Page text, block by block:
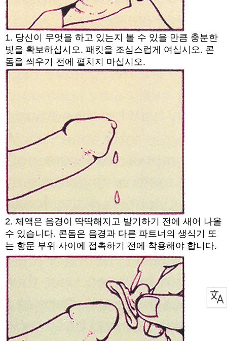
1. 당신이 무엇을 하고 있는지 볼 수 있을 만큼 충분한
빛을 확보하십시오. 패킷을 조심스럽게 여십시오. 콘
돔을 씌우기 전에 펼치지 마십시오.
2. 체액은 음경이 딱딱해지고 발기하기 전에 새어 나올
수 있습니다. 콘돔은 음경과 다른 파트너의 생식기 또
는 항문 부위 사이에 접촉하기 전에 착용해야 합니다.